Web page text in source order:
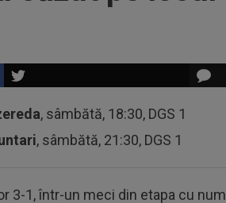
, sâmbătă, 18:30, DGS 1
, sâmbătă, 21:30, DGS 1
3-1, într-un meci din etapa cu